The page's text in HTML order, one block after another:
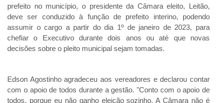
prefeito no município, o presidente da Câmara eleito, Leitão,
deve ser conduzido à função de prefeito interino, podendo
assumir o cargo a partir do dia 1º de janeiro de 2023, para
chefiar o Executivo durante dois anos ou até que novas
decisões sobre o pleito municipal sejam tomadas.
Edson Agostinho agradeceu aos vereadores e declarou contar
com o apoio de todos durante a gestão. "Conto com o apoio de
todos, porque eu não ganho eleição sozinho. A Câmara não é